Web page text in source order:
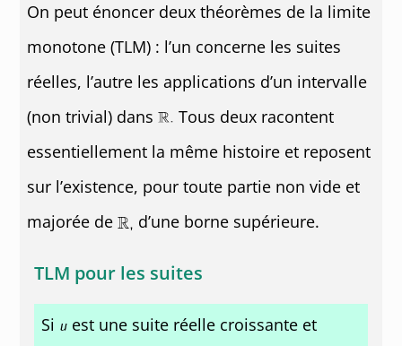
On peut énoncer deux théorèmes de la limite
monotone (TLM) : l’un concerne les suites
réelles, l’autre les applications d’un intervalle
(non trivial) dans
Tous deux racontent
essentiellement la même histoire et reposent
sur l’existence, pour toute partie non vide et
majorée de
d’une borne supérieure.
TLM pour les suites
Si
est une suite réelle croissante et